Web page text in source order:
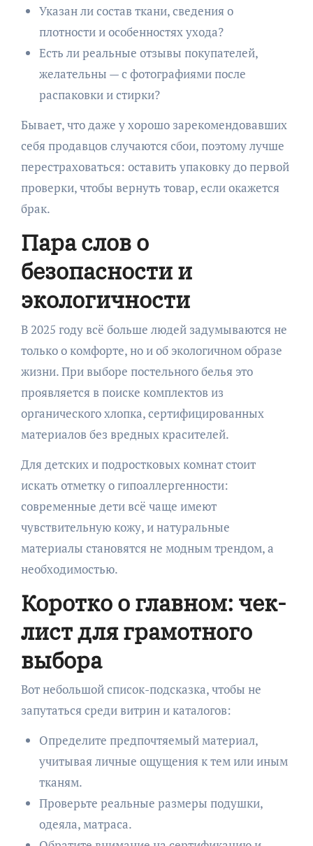
Указан ли состав ткани, сведения о
плотности и особенностях ухода?
Есть ли реальные отзывы покупателей,
желательны — с фотографиями после
распаковки и стирки?
Бывает, что даже у хорошо зарекомендовавших
себя продавцов случаются сбои, поэтому лучше
перестраховаться: оставить упаковку до первой
проверки, чтобы вернуть товар, если окажется
брак.
Пара слов о
безопасности и
экологичности
В 2025 году всё больше людей задумываются не
только о комфорте, но и об экологичном образе
жизни. При выборе постельного белья это
проявляется в поиске комплектов из
органического хлопка, сертифицированных
материалов без вредных красителей.
Для детских и подростковых комнат стоит
искать отметку о гипоаллергенности:
современные дети всё чаще имеют
чувствительную кожу, и натуральные
материалы становятся не модным трендом, а
необходимостью.
Коротко о главном: чек-
лист для грамотного
выбора
Вот небольшой список-подсказка, чтобы не
запутаться среди витрин и каталогов:
Определите предпочтяемый материал,
учитывая личные ощущения к тем или иным
тканям.
Проверьте реальные размеры подушки,
одеяла, матраса.